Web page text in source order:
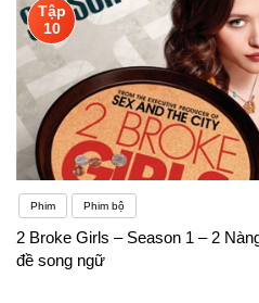
Tập
10
Phim Phim bộ
2 Broke Girls – Season 1 – 2
đề song ngữ